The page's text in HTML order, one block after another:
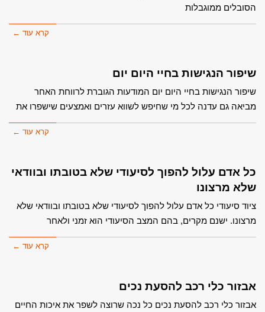
הסובלים ממוגבלות
קרא עוד ←
שיפור הנגישות בחיי היום יום
שיפור הנגישות בחיי היום יום המודעות הגוברת לרווחת האחר
מביאה גם עדנה לכל מי שחיפש לשווא עזרים ואמצעים שישפרו את
קרא עוד ←
כל אדם עלול להפוך לסיעודי שלא בטובתו ובוודאי
שלא מרצונו
ציוד סיעודי כל אדם עלול להפוך לסיעודי שלא בטובתו ובוודאי שלא
מרצונו. ישנם מקרים, בהם המצב הסיעודי הוא זמני ולאחר
קרא עוד ←
אבזור כלי רכב להסעת נכים
אבזור כלי רכב להסעת נכים כל נכה שרוצה לשפר את איכות החיים